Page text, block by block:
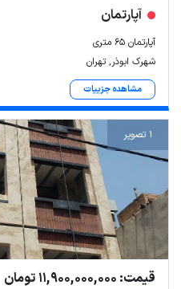
آپارتمان
آپارتمان ۶۵ متری
شهرک ابوذر, تهران
مشاهده جزییات
1 تصویر
قیمت: 11,900,000,000 تومان